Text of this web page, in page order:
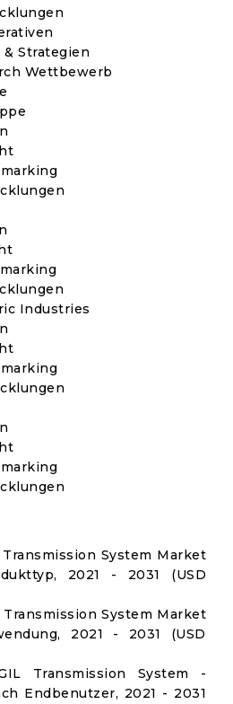
& Strategien
Wettbewerb
Industries
System Market
2021 - 2031 (USD
System Market
2021 - 2031 (USD
Transmission System -
Endbenutzer, 2021 - 2031